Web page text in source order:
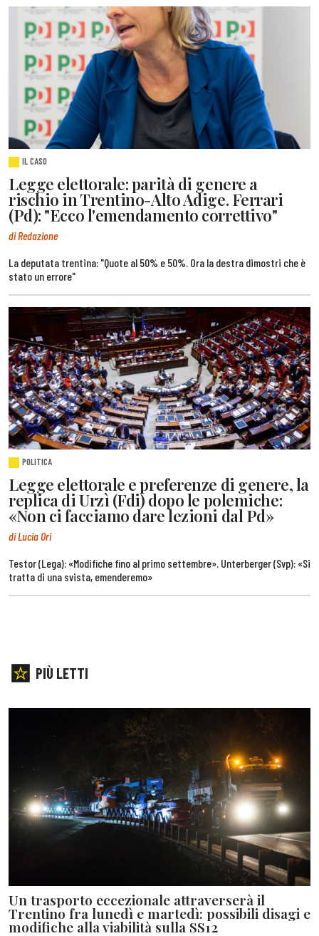
IL CASO
Legge elettorale: parità di genere a
rischio in Trentino-Alto Adige. Ferrari
(Pd): "Ecco l'emendamento correttivo"
di Redazione
La deputata trentina: "Quote al 50% e 50%. Ora la destra dimostri che è
stato un errore"
POLITICA
Legge elettorale e preferenze di genere, la
replica di Urzì (Fdi) dopo le polemiche:
«Non ci facciamo dare lezioni dal Pd»
di Lucia Ori
Testor (Lega): «Modifiche fino al primo settembre». Unterberger (Svp): «Si
tratta di una svista, emenderemo»
PIÙ LETTI
Un trasporto eccezionale attraverserà il
Trentino fra lunedì e martedì: possibili disagi e
modifiche alla viabilità sulla SS12